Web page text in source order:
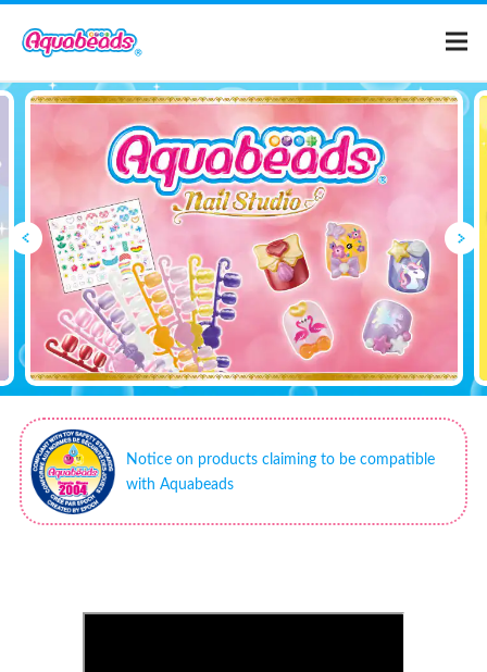
Products
Templates
What is Aquabeads?
Video
For Parents
Store Locator
Notice on products claiming to be compatible
with Aquabeads